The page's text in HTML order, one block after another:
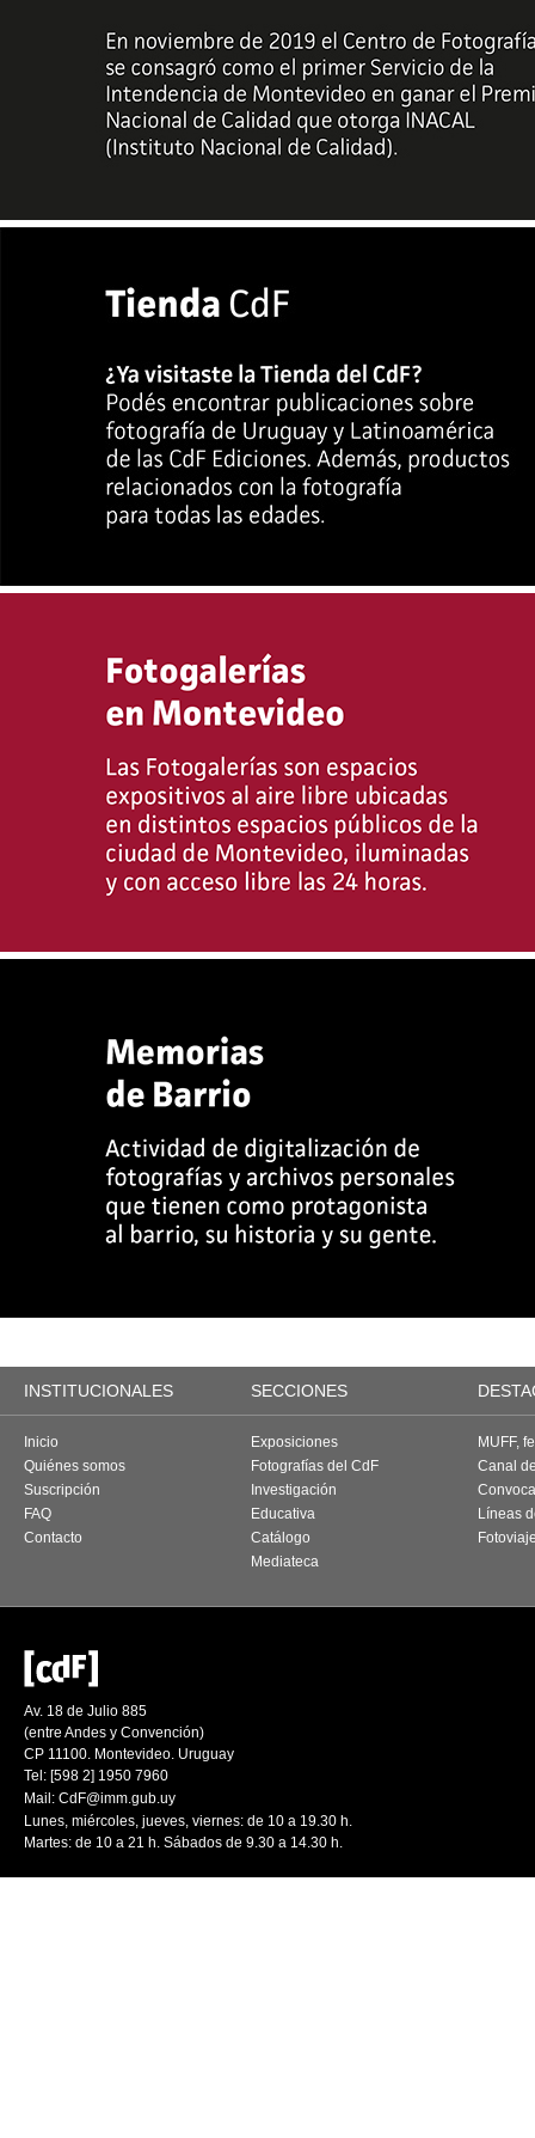
INSTITUCIONALES SECCIONES
Inicio
Quiénes somos
Suscripción
FAQ
Contacto
Exposiciones
Fotografías del CdF
Investigación
Educativa
Catálogo
Mediateca
MUFF,
Canal
Líneas
Av. 18 de Julio 885
(entre Andes y Convención)
CP 11100. Montevideo. Uruguay
Tel: [598 2] 1950 7960
Mail: CdF@imm.gub.uy
Lunes, miércoles, jueves, viernes: de 10 a 19.30 h.
Martes: de 10 a 21 h. Sábados de 9.30 a 14.30 h.